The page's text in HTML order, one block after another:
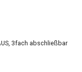
3fach abschließbar